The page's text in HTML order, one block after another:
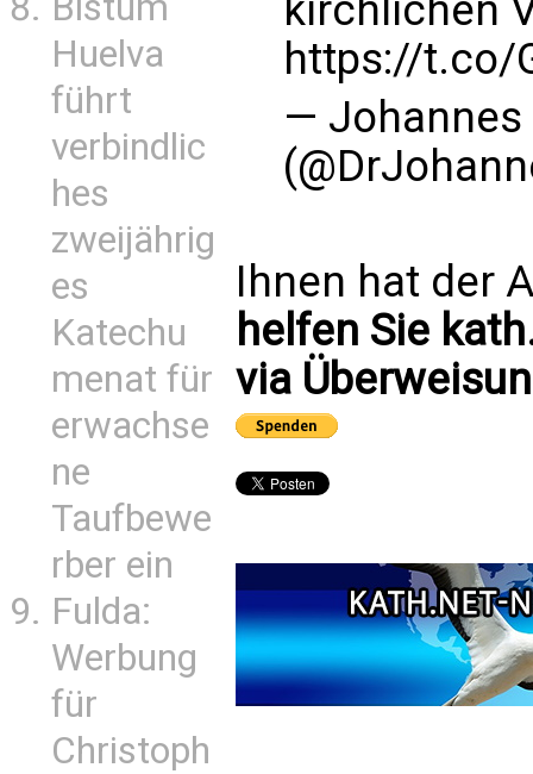
Huelva
führt
verbindlic
hes
zweijährig
es
Katechu
menat für
erwachse
ne
Taufbewe
rber ein
Fulda:
Werbung
für
Christoph
https://t.co/
— Johannes
Ihnen hat der
helfen Sie
via